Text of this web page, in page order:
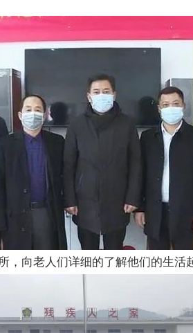
向老人们详细的了解他们的生活